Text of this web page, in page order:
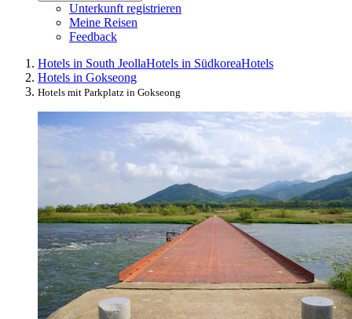
Unterkunft registrieren
Meine Reisen
Feedback
Hotels in South JeollaHotels in SüdkoreaHotels
Hotels in Gokseong
Hotels mit Parkplatz in Gokseong